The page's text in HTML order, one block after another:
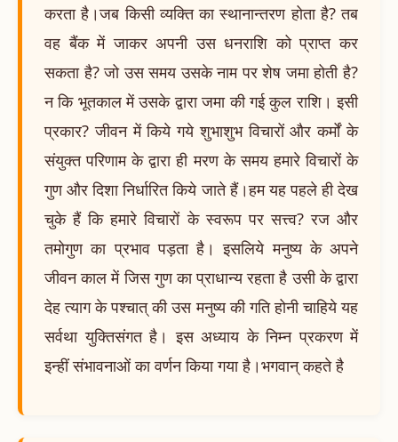
करता है।जब किसी व्यक्ति का स्थानान्तरण होता है? तब
वह बैंक में जाकर अपनी उस धनराशि को प्राप्त कर
सकता है? जो उस समय उसके नाम पर शेष जमा होती है?
न कि भूतकाल में उसके द्वारा जमा की गई कुल राशि। इसी
प्रकार? जीवन में किये गये शुभाशुभ विचारों और कर्मों के
संयुक्त परिणाम के द्वारा ही मरण के समय हमारे विचारों के
गुण और दिशा निर्धारित किये जाते हैं।हम यह पहले ही देख
चुके हैं कि हमारे विचारों के स्वरूप पर सत्त्व? रज और
तमोगुण का प्रभाव पड़ता है। इसलिये मनुष्य के अपने
जीवन काल में जिस गुण का प्राधान्य रहता है उसी के द्वारा
देह त्याग के पश्चात् की उस मनुष्य की गति होनी चाहिये यह
सर्वथा युक्तिसंगत है। इस अध्याय के निम्न प्रकरण में
इन्हीं संभावनाओं का वर्णन किया गया है।भगवान् कहते है